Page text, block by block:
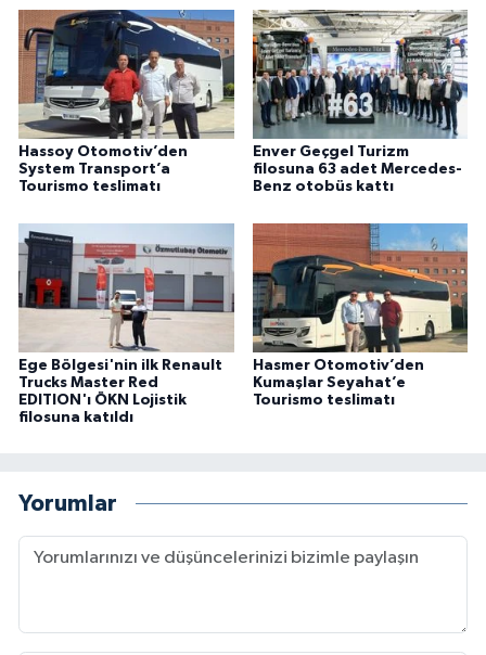
Hassoy Otomotiv’den
System Transport’a
Tourismo teslimatı
Enver Geçgel Turizm
filosuna 63 adet Mercedes-
Benz otobüs kattı
Ege Bölgesi'nin ilk Renault
Trucks Master Red
EDITION'ı ÖKN Lojistik
filosuna katıldı
Hasmer Otomotiv’den
Kumaşlar Seyahat’e
Tourismo teslimatı
Yorumlar